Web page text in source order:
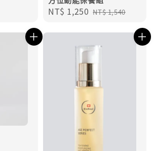
Sale
NT$ 1,250 Regular
NT$ 1,540